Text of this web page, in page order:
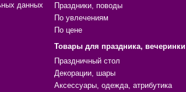
данных
Праздники, поводы
По увлечениям
По цене
Товары для праздника, вечеринки
Праздничный стол
Декорации, шары
Аксессуары, одежда, атрибутика